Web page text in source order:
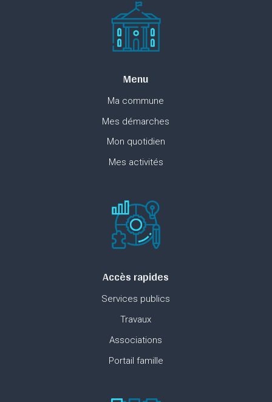
Menu
Ma commune
Mes démarches
Mon quotidien
Mes activités
Accès rapides
Services publics
Travaux
Associations
Portail famille